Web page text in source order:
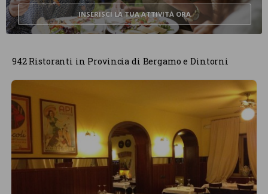
INSERISCI LA TUA ATTIVITÀ ORA
942 Ristoranti in Provincia di Bergamo e Dintorni